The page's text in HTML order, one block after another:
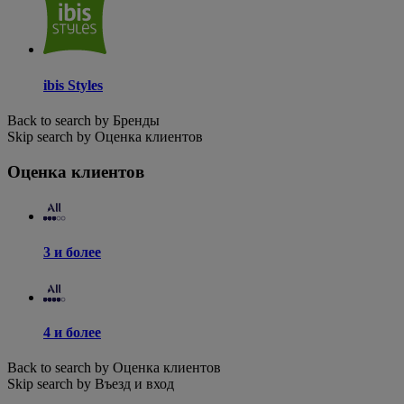
ibis Styles
Back to search by Бренды
Skip search by Оценка клиентов
Оценка клиентов
3 и более
4 и более
Back to search by Оценка клиентов
Skip search by Въезд и вход